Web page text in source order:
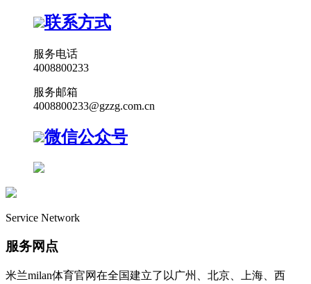
联系方式
服务电话
4008800233
服务邮箱
4008800233@gzzg.com.cn
微信公众号
Service Network
服务网点
米兰milan体育官网在全国建立了以广州、北京、上海、西